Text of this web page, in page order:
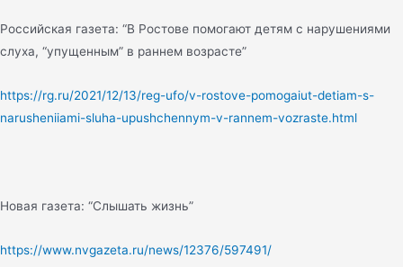
Российская газета: “В Ростове помогают детям с нарушениями
слуха, “упущенным” в раннем возрасте”
https://rg.ru/2021/12/13/reg-ufo/v-rostove-pomogaiut-detiam-s-
narusheniiami-sluha-upushchennym-v-rannem-vozraste.html
Новая газета: “Слышать жизнь”
https://www.nvgazeta.ru/news/12376/597491/